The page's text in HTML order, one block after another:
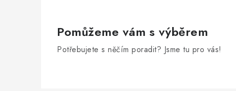
Pomůžeme vám s výběrem
Potřebujete s něčím poradit? Jsme tu pro vás!